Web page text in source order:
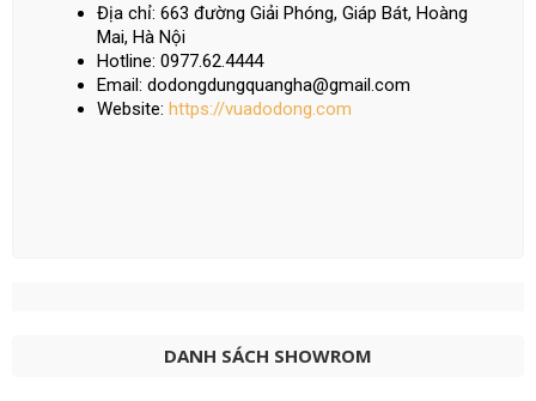
Địa chỉ: 663 đường Giải Phóng, Giáp Bát, Hoàng
Mai, Hà Nội
Hotline: 0977.62.4444
Email: dodongdungquangha@gmail.com
Website: https://vuadodong.com
DANH SÁCH SHOWROM